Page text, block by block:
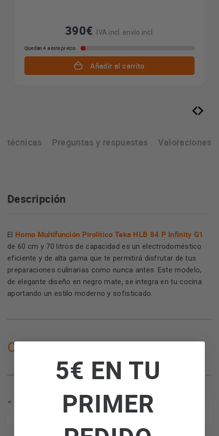
390€ IVA incl. envío incl.
Quedan 4 a este precio
Añadir al carrito
técnicas Preguntas y respuestas Valoraciones
Descripción
El Horno Multifunción Pirolítico Teka HLB 84 P Infinity G1
de 60 cm y 70 litros de capacidad es un electrodoméstico
eficiente y de alta gama que te permitirá disfrutar de tus
preparaciones culinarias como nunca antes. Este modelo,
de elegante diseño en negro mate, se integra en tu cocina
aportando un estilo moderno y sofisticado.
Conoce todas sus ventajas
Este horno cuenta con la Clase A+que garantiza un
excelente rendimiento energético, optimizando el
5€ EN TU
PRIMER